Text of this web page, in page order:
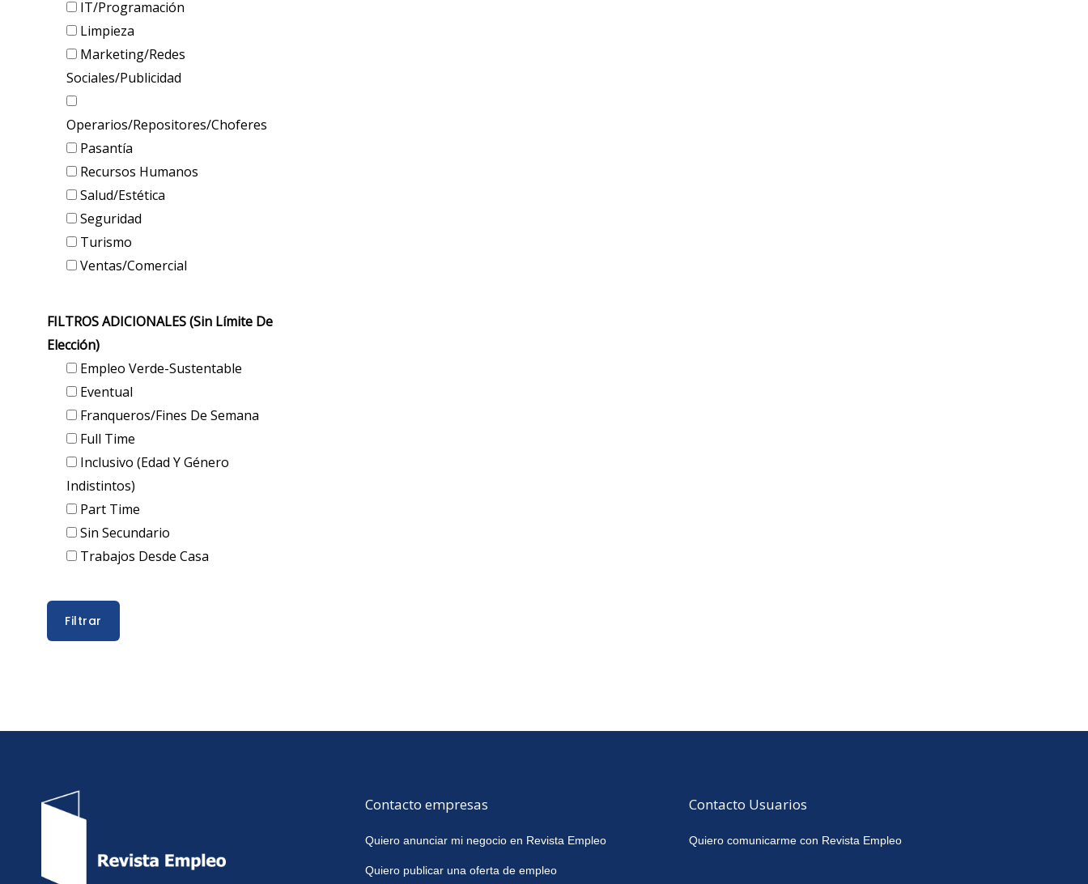
IT/Programación
Limpieza
Marketing/Redes
Sociales/Publicidad
Operarios/Repositores/Choferes
Pasantía
Recursos Humanos
Salud/Estética
Seguridad
Turismo
Ventas/Comercial
FILTROS ADICIONALES (sin Límite De
Elección)
Empleo Verde-Sustentable
Eventual
Franqueros/Fines De Semana
Full Time
Inclusivo (edad Y Género
Indistintos)
Part Time
Sin Secundario
Trabajos Desde Casa
Contacto empresas
Quiero anunciar mi negocio en Revista Empleo
Quiero publicar una oferta de empleo
Contacto Usuarios
Quiero comunicarme con Revista Empleo